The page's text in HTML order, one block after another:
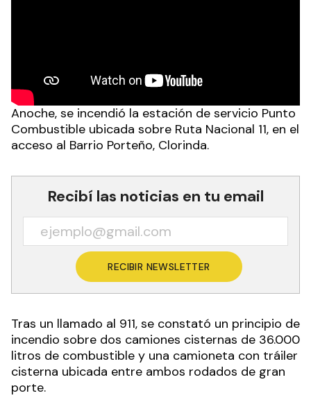
Anoche, se incendió la estación de servicio Punto
Combustible ubicada sobre Ruta Nacional 11, en el
acceso al Barrio Porteño, Clorinda.
Recibí las noticias en tu email
RECIBIR NEWSLETTER
Tras un llamado al 911, se constató un principio de
incendio sobre dos camiones cisternas de 36.000
litros de combustible y una camioneta con tráiler
cisterna ubicada entre ambos rodados de gran
porte.